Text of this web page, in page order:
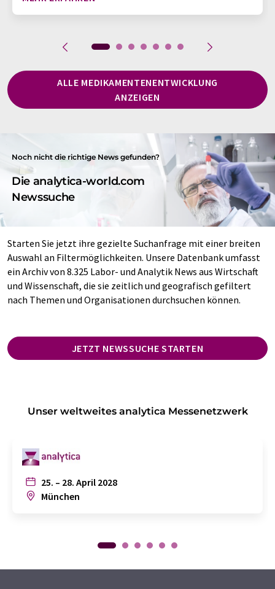
ALLE MEDIKAMENTENENTWICKLUNG
ANZEIGEN
Noch nicht die richtige News gefunden?
Die analytica-world.com
Newssuche
Starten Sie jetzt ihre gezielte Suchanfrage mit einer breiten
Auswahl an Filtermöglichkeiten. Unsere Datenbank umfasst
ein Archiv von 8.325 Labor- und Analytik News aus Wirtschaft
und Wissenschaft, die sie zeitlich und geografisch gefiltert
nach Themen und Organisationen durchsuchen können.
JETZT NEWSSUCHE STARTEN
Unser weltweites analytica Messenetzwerk
25. – 28. April 2028
München